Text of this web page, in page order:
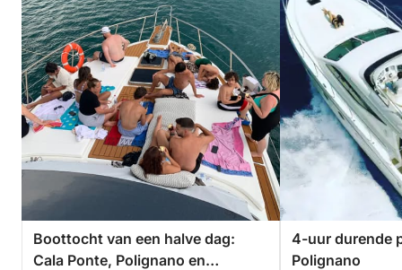
Boottocht van een halve dag:
Cala Ponte, Polignano en
4-uur durende
Polignano